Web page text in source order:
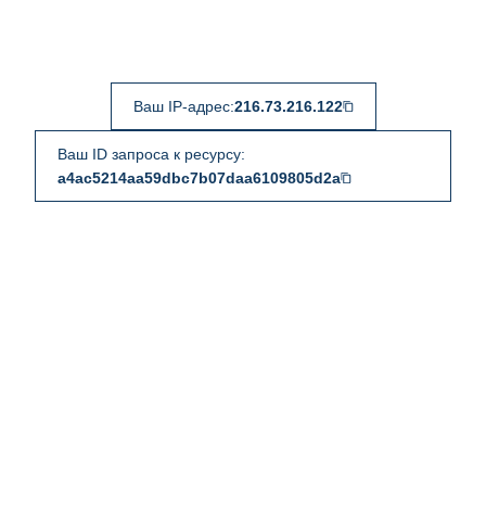
Ваш IP-адрес:216.73.216.122
Ваш ID запроса к ресурсу:
a4ac5214aa59dbc7b07daa6109805d2a